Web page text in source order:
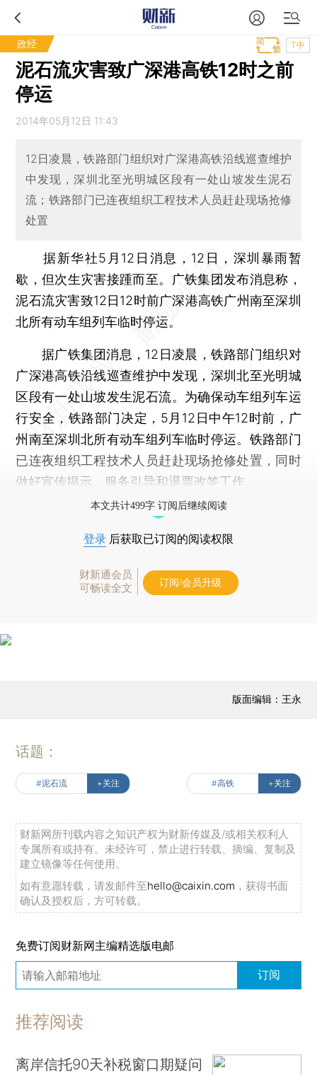
政经 T中
泥石流灾害致广深港高铁12时之前
停运
2014年05月12日 11:43
12日凌晨，铁路部门组织对广深港高铁沿线巡查维护
中发现，深圳北至光明城区段有一处山坡发生泥石
流；铁路部门已连夜组织工程技术人员赶赴现场抢修
处置
据新华社5月12日消息，12日，深圳暴雨暂
歇，但次生灾害接踵而至。广铁集团发布消息称，
泥石流灾害致12日12时前广深港高铁广州南至深圳
北所有动车组列车临时停运。
据广铁集团消息，12日凌晨，铁路部门组织对
广深港高铁沿线巡查维护中发现，深圳北至光明城
区段有一处山坡发生泥石流。为确保动车组列车运
行安全，铁路部门决定，5月12日中午12时前，广
州南至深圳北所有动车组列车临时停运。铁路部门
已连夜组织工程技术人员赶赴现场抢修处置，同时
做好宣传揭示、服务引导和退票改签工作。
本文共计499字 订阅后继续阅读
登录 后获取已订阅的阅读权限
财新通会员
可畅读全文
订阅/会员升级
版面编辑：王永
话题：
#泥石流 +关注 #高铁 +关注
财新网所刊载内容之知识产权为财新传媒及/或相关权利人
专属所有或持有。未经许可，禁止进行转载、摘编、复制及
建立镜像等任何使用。
如有意愿转载，请发邮件至hello@caixin.com ，获得书面
确认及授权后，方可转载。
免费订阅财新网主编精选版电邮
订阅
推荐阅读
离岸信托90天补税窗口期疑问